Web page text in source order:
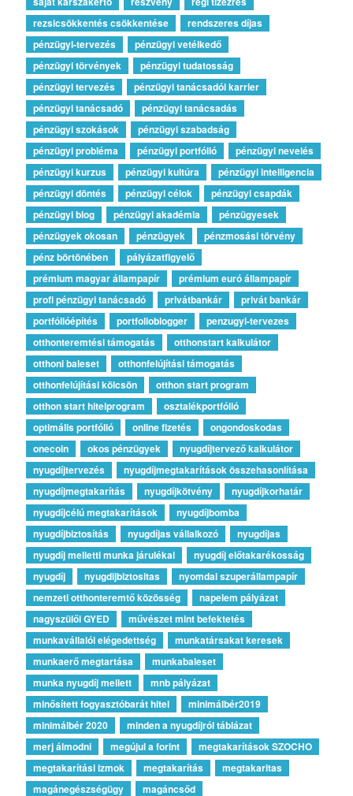
rezsicsökkentés csökkentése
rendszeres díjas
pénzügyi-tervezés
pénzügyi vetélkedő
pénzügyi törvények
pénzügyi tudatosság
pénzügyi tervezés
pénzügyi tanácsadói karrier
pénzügyi tanácsadó
pénzügyi tanácsadás
pénzügyi szokások
pénzügyi szabadság
pénzügyi probléma
pénzügyi portfólió
pénzügyi nevelés
pénzügyi kurzus
pénzügyi kultúra
pénzügyi intelligencia
pénzügyi döntés
pénzügyi célok
pénzügyi csapdák
pénzügyi blog
pénzügyi akadémia
pénzügyesek
pénzügyek okosan
pénzügyek
pénzmosási törvény
pénz börtönében
pályázatfigyelő
prémium magyar állampapír
prémium euró állampapír
profi pénzügyi tanácsadó
privátbankár
privát bankár
portfólióépítés
portfolioblogger
penzugyi-tervezes
otthonteremtési támogatás
otthonstart kalkulátor
otthoni baleset
otthonfelújítási támogatás
otthonfelújítási kölcsön
otthon start program
otthon start hitelprogram
osztalékportfólió
optimális portfólió
online fizetés
ongondoskodas
onecoin
okos pénzügyek
nyugdíjtervező kalkulátor
nyugdíjtervezés
nyugdíjmegtakarítások összehasonlítása
nyugdíjmegtakarítás
nyugdíjkötvény
nyugdíjkorhatár
nyugdíjcélú megtakarítások
nyugdíjbomba
nyugdíjbiztosítás
nyugdíjas vállalkozó
nyugdíjas
nyugdíj melletti munka járulékai
nyugdíj előtakarékosság
nyugdíj
nyugdijbiztositas
nyomdai szuperállampapír
nemzeti otthonteremtő közösség
napelem pályázat
nagyszülői GYED
művészet mint befektetés
munkavállalói elégedettség
munkatársakat keresek
munkaerő megtartása
munkabaleset
munka nyugdíj mellett
mnb pályázat
minősített fogyasztóbarát hitel
minimálbér2019
minimálbér 2020
minden a nyugdíjról táblázat
merj álmodni
megújul a forint
megtakarítások SZOCHO
megtakarítási izmok
megtakarítás
megtakaritas
magánegészségügy
magáncsőd